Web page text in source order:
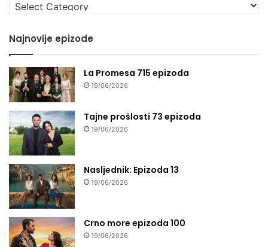
Izaberi
seriju
Najnovije epizode
La Promesa 715 epizoda
19/06/2026
Tajne prošlosti 73 epizoda
19/06/2026
Nasljednik: Epizoda 13
19/06/2026
Crno more epizoda 100
19/06/2026